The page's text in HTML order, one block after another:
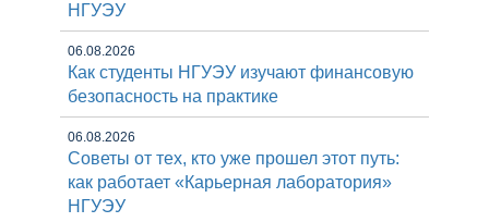
НГУЭУ
06.08.2026
Как студенты НГУЭУ изучают финансовую
безопасность на практике
06.08.2026
Советы от тех, кто уже прошел этот путь:
как работает «Карьерная лаборатория»
НГУЭУ